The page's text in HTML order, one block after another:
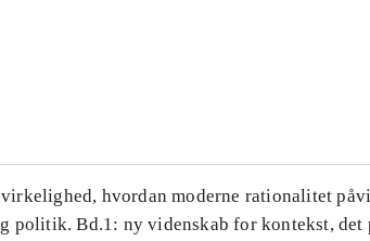
virkelighed, hvordan moderne rationalitet
politik. Bd.1: ny videnskab for kontekst,